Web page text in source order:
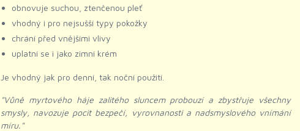
obnovuje suchou, ztenčenou pleť
vhodný i pro nejsušší typy pokožky
chrání před vnějšími vlivy
uplatní se i jako zimní krém
Je vhodný jak pro denní, tak noční použití.
"Vůně myrtového háje zalitého sluncem probouzí a zbystřuje všechny
smysly, navozuje pocit bezpečí, vyrovnanosti a nadsmyslového vnímání
míru."